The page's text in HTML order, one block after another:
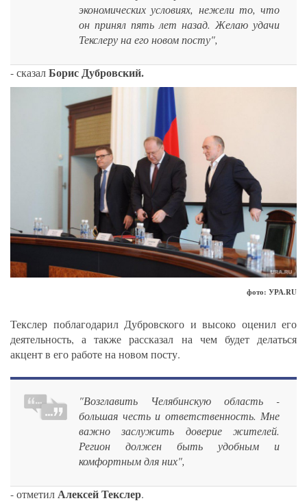
экономических условиях, нежели то, что
он принял пять лет назад. Желаю удачи
Текслеру на его новом посту",
- сказалБорис Дубровский.
фото: УРА.RU
Текслер поблагодарил Дубровского и высоко оценил его
деятельность, а также рассказал на чем будет делаться
акцент в его работе на новом посту.
"Возглавить Челябинскую область -
большая честь и ответственность. Мне
важно заслужить доверие жителей.
Регион должен быть удобным и
комфортным для них",
- отметилАлексей Текслер.